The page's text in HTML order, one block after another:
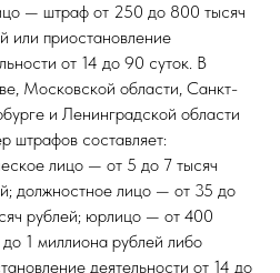
— штраф от 250 до 800 тысяч
или приостановление
от 14 до 90 суток. В
Московской области, Санкт-
и Ленинградской области
штрафов составляет:
лицо — от 5 до 7 тысяч
должностное лицо — от 35 до
рублей; юрлицо — от 400
до 1 миллиона рублей либо
деятельности от 14 до